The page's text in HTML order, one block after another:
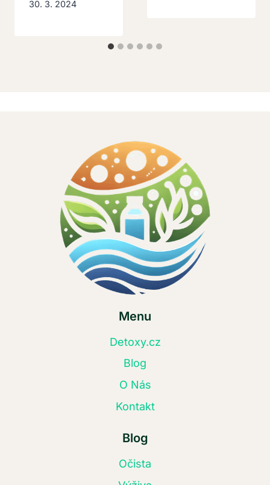
30. 3. 2024
Menu
Detoxy.cz
Blog
O Nás
Kontakt
Blog
Očista